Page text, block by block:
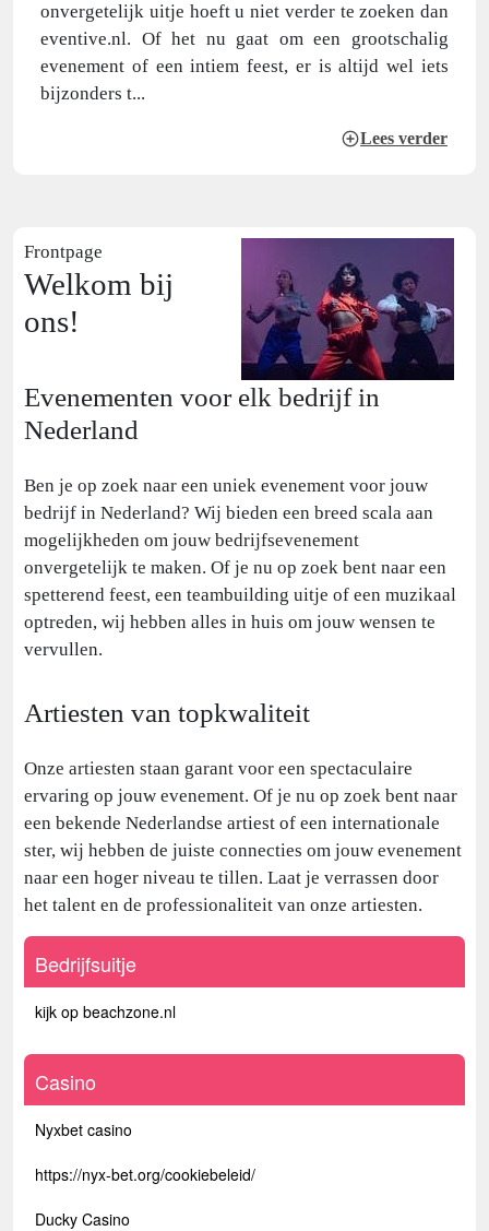
onvergetelijk uitje hoeft u niet verder te zoeken dan
eventive.nl. Of het nu gaat om een grootschalig
evenement of een intiem feest, er is altijd wel iets
bijzonders t...
Lees verder
Frontpage
Welkom bij
ons!
Evenementen voor elk bedrijf in
Nederland
Ben je op zoek naar een uniek evenement voor jouw
bedrijf in Nederland? Wij bieden een breed scala aan
mogelijkheden om jouw bedrijfsevenement
onvergetelijk te maken. Of je nu op zoek bent naar een
spetterend feest, een teambuilding uitje of een muzikaal
optreden, wij hebben alles in huis om jouw wensen te
vervullen.
Artiesten van topkwaliteit
Onze artiesten staan garant voor een spectaculaire
ervaring op jouw evenement. Of je nu op zoek bent naar
een bekende Nederlandse artiest of een internationale
ster, wij hebben de juiste connecties om jouw evenement
naar een hoger niveau te tillen. Laat je verrassen door
het talent en de professionaliteit van onze artiesten.
Bedrijfsuitje
kijk op beachzone.nl
Casino
Nyxbet casino
https://nyx-bet.org/cookiebeleid/
Ducky Casino